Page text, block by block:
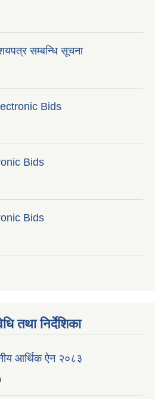
सम्बन्धि सूचना
Bids
Bids
Bids
तथा निर्देशिका
आर्थिक ऐन २०८३